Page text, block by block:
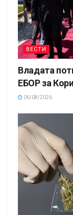
ВЕСТИ
Владата
ЕБОР за
06/08/2026